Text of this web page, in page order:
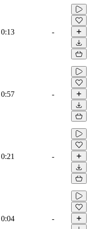
0:13 -
0:57 -
0:21 -
0:04 -